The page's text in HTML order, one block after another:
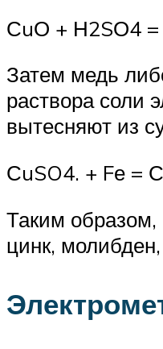
СuО + Н2SО4
Затем медь
раствора соли
вытесняют из
СuSO4. + Fе =
Таким образом,
цинк,